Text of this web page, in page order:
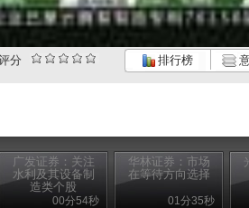
分 排行榜
广发证券：关注
水利及其设备制
造类个股
00分54秒
华林证券：市场
在等待方向选择
01分35秒